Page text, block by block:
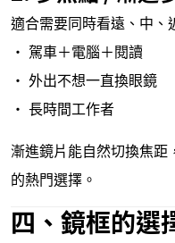
適合需要同時看遠、中、
• 駕車＋電腦＋閱讀
• 外出不想一直換眼鏡
• 長時間工作者
漸進鏡片能自然切換焦
的熱門選擇。
四、鏡框的選